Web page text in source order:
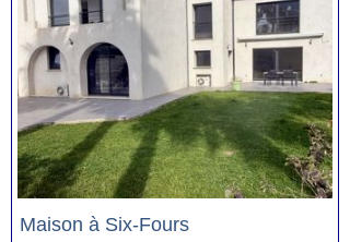
Maison à Six-Fours